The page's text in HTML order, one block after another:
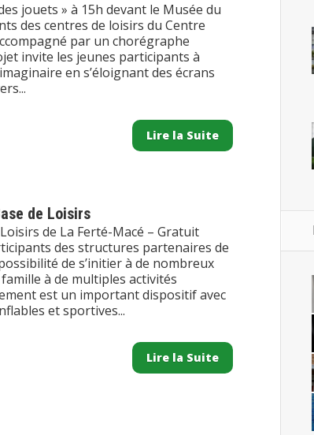
jouets » à 15h devant le Musée du
des centres de loisirs du Centre
par un chorégraphe
invite les jeunes participants à
en s’éloignant des écrans
Lire la Suite
de Loisirs
de La Ferté-Macé – Gratuit
des structures partenaires de
de s’initier à de nombreux
à de multiples activités
est un important dispositif avec
et sportives...
Lire la Suite